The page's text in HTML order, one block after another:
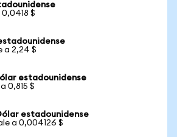
0,0418 $
a 2,24 $
estadounidense
0,815 $
estadounidense
a 0,004126 $